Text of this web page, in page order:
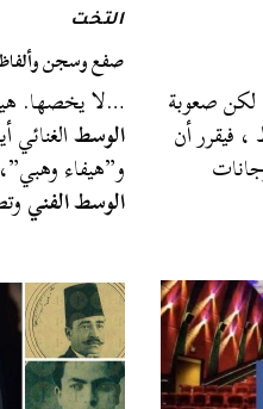
لكن صعوبة
، فيقرر أن
التخت
صفع وسجن
…لا يخصها.
الوسطالغنائي
و”هيفاء
الوسط الفني